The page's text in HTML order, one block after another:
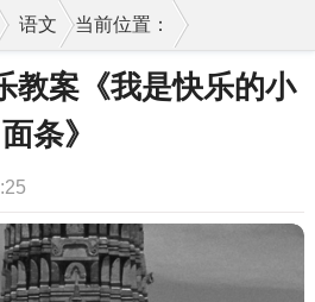
当前位置：
语文
教案《我是快乐的小
面条》